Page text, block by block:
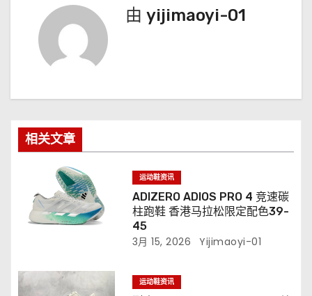
由 yijimaoyi-01
相关文章
运动鞋资讯
ADIZERO ADIOS PRO 4 竞速碳
柱跑鞋 香港马拉松限定配色39-
45
3月 15, 2026 Yijimaoyi-01
运动鞋资讯